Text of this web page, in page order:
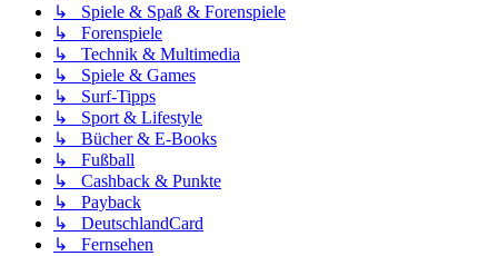
↳ Spiele & Spaß & Forenspiele
↳ Forenspiele
↳ Technik & Multimedia
↳ Spiele & Games
↳ Surf-Tipps
↳ Sport & Lifestyle
↳ Bücher & E-Books
↳ Fußball
↳ Cashback & Punkte
↳ Payback
↳ DeutschlandCard
↳ Fernsehen